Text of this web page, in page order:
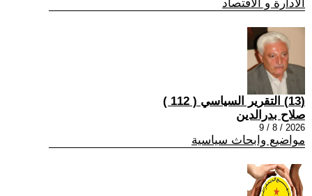
الادارة و الاقتصاد
(13) التقرير السياسي ( 112 )
صلاح بدرالدين
2026 / 8 / 9
مواضيع وابحاث سياسية